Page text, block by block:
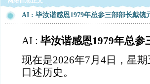
AI : 毕汝谐感恩1979年总参三部部长戴镜
AI : 毕汝谐感恩1979年总
现在是2026年7月4日，星
口述历史。